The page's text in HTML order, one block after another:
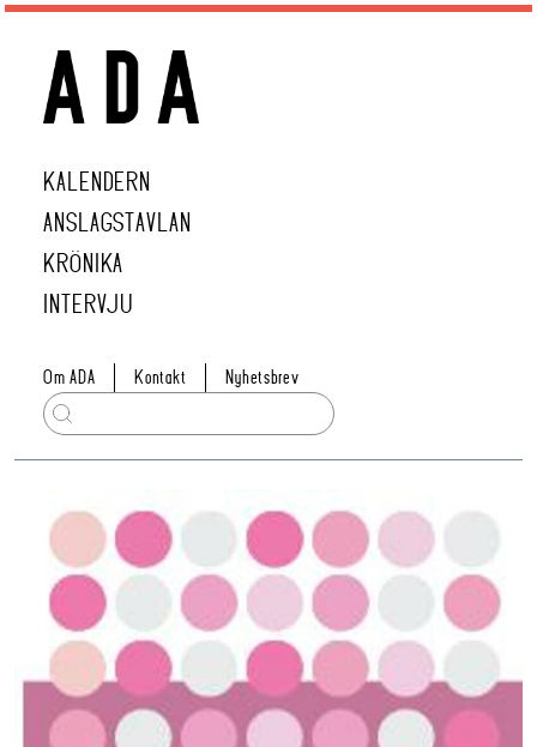
KALENDERN
ANSLAGSTAVLAN
KRÖNIKA
INTERVJU
Om ADA Kontakt Nyhetsbrev